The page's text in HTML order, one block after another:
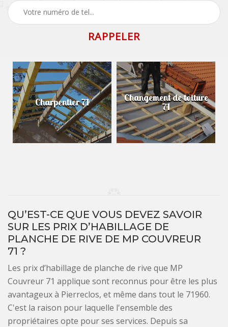
Charpentier 71 Changement de toiture
71
QU’EST-CE QUE VOUS DEVEZ SAVOIR
SUR LES PRIX D’HABILLAGE DE
PLANCHE DE RIVE DE MP COUVREUR
71 ?
Les prix d’habillage de planche de rive que MP
Couvreur 71 applique sont reconnus pour être les plus
avantageux à Pierreclos, et même dans tout le 71960.
C'est la raison pour laquelle l'ensemble des
propriétaires opte pour ses services. Depuis sa